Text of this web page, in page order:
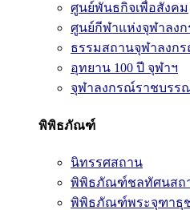
ศูนย์พันธกิจเพื่อสังคม
ศูนย์กีฬาแห่งจุฬาลง
ธรรมสถานจุฬาลงก
อุทยาน 100 ปี จุฬาฯ
จุฬาลงกรณ์ราชบรร
พิพิธภัณฑ์
นิทรรศสถาน
พิพิธภัณฑ์ชลทัศนสถ
พิพิธภัณฑ์พระจุฑาธุ